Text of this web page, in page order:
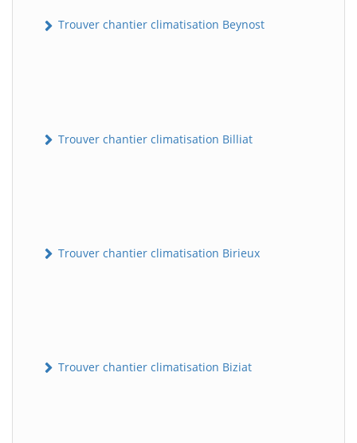
Trouver chantier climatisation Beynost
Trouver chantier climatisation Billiat
Trouver chantier climatisation Birieux
Trouver chantier climatisation Biziat